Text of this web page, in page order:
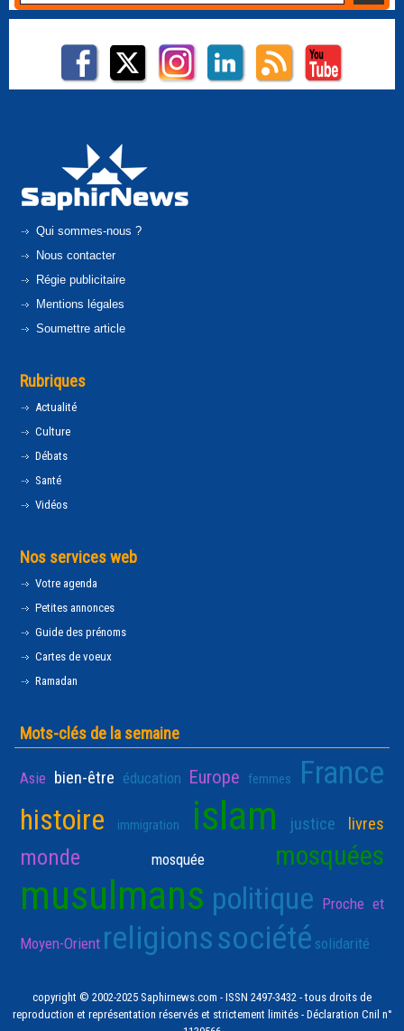
Qui sommes-nous ?
Nous contacter
Régie publicitaire
Mentions légales
Soumettre article
Rubriques
Actualité
Culture
Débats
Santé
Vidéos
Nos services web
Votre agenda
Petites annonces
Guide des prénoms
Cartes de voeux
Ramadan
Mots-clés de la semaine
Asie bien-être éducation Europe femmes France
histoire immigration islam justice livres
monde mosquée mosquées
musulmans politique Proche et
Moyen-Orient religionssociété solidarité
copyright © 2002-2025 Saphirnews.com - ISSN 2497-3432 - tous droits de
reproduction et représentation réservés et strictement limités - Déclaration Cnil n°